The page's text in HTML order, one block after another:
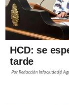
HCD: se
tarde
PorRedacción Infociudad6